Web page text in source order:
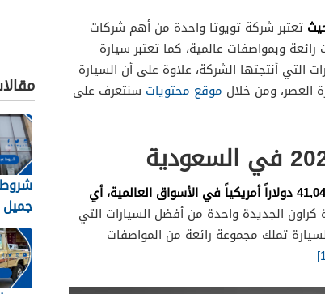
تعتبر شركة تويوتا واحدة من أهم شركات
وبمواصفات عالمية، كما تعتبر سيارة
التي أنتجتها الشركة، علاوة على أن السيارة
العصر، ومن خلال موقع محتويات سنتعرف على
دولاراً أمريكياً في الأسواق العالمية، أي
كراون الجديدة واحدة من أفضل السيارات التي
تملك مجموعة رائعة من المواصفات